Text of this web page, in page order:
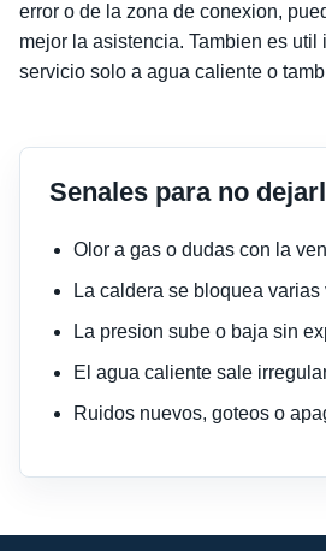
error o de la zona de conexion,
mejor la asistencia. Tambien es
servicio solo a agua caliente o
Senales para no
Olor a gas o dudas con la
La caldera se bloquea varias
La presion sube o baja sin
El agua caliente sale
Ruidos nuevos, goteos o